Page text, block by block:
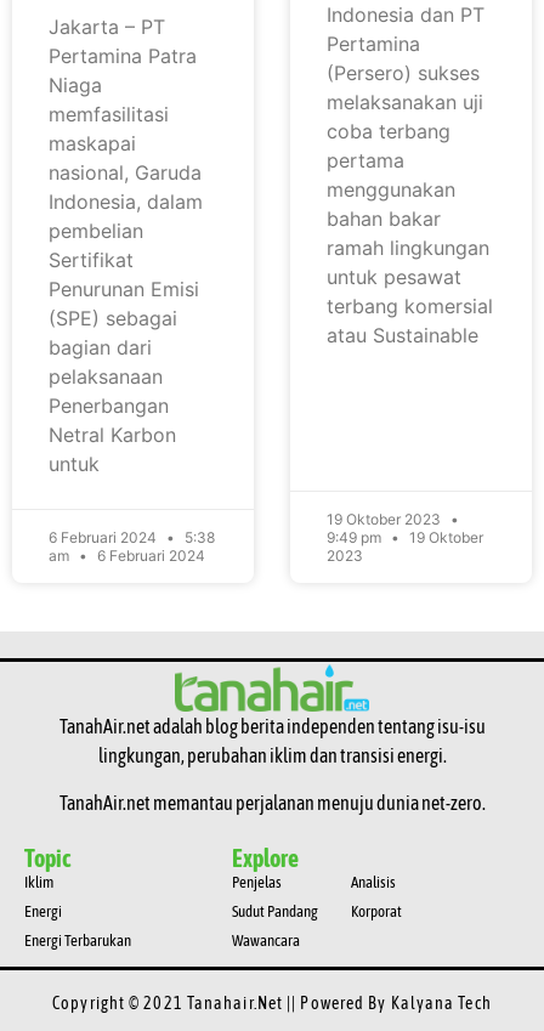
Jakarta – PT
Pertamina Patra
Niaga
memfasilitasi
maskapai
nasional, Garuda
Indonesia, dalam
pembelian
Sertifikat
Penurunan Emisi
(SPE) sebagai
bagian dari
pelaksanaan
Penerbangan
Netral Karbon
untuk
6 Februari 2024
5:38
am
6 Februari 2024
Indonesia dan PT
Pertamina
(Persero) sukses
melaksanakan uji
coba terbang
pertama
menggunakan
bahan bakar
ramah lingkungan
untuk pesawat
terbang komersial
atau Sustainable
19 Oktober 2023
9:49 pm
19 Oktober
2023
TanahAir.net adalah blog berita independen tentang isu-isu
lingkungan, perubahan iklim dan transisi energi.
TanahAir.net memantau perjalanan menuju dunia net-zero.
Topic
Iklim
Energi
Energi Terbarukan
Explore
Penjelas
Sudut Pandang
Wawancara
Analisis
Korporat
Copyright © 2021 Tanahair.net || Powered By Kalyana Tech